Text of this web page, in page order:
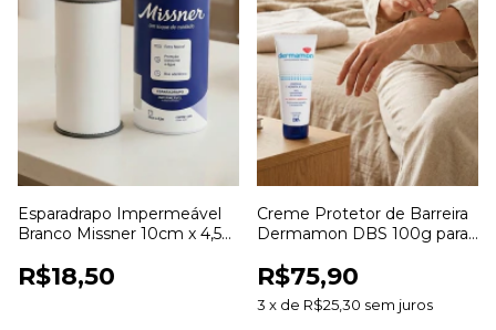
Esparadrapo Impermeável
Branco Missner 10cm x 4,5m
R$18,50
Creme Protetor de Barreira
Dermamon DBS 100g para
Pele
R$75,90
3 x de R$25,30 sem juros